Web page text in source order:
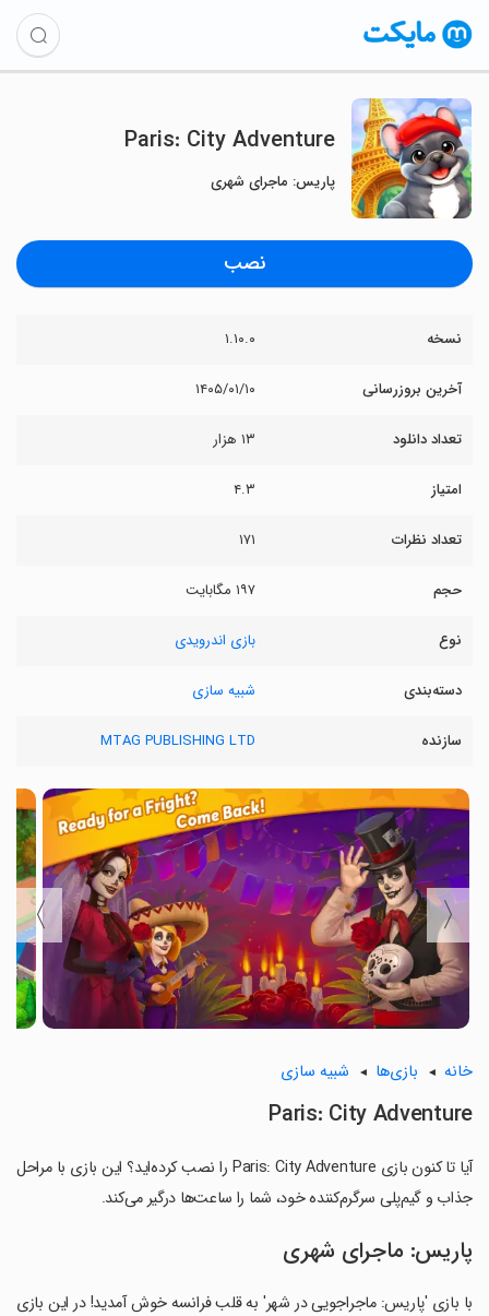
Paris: City Adventure
پاریس: ماجرای شهری
نصب
نسخه ۱.۱۰.۰
آخرین بروزرسانی ۱۴۰۵/۰۱/۱۰
تعداد دانلود ۱۳ هزار
امتیاز ۴.۳
تعداد نظرات ۱۷۱
حجم ۱۹۷ مگابایت
نوع بازی اندرویدی
دسته‌بندی شبیه سازی
سازنده MTAG PUBLISHING LTD
〈
〉
خانه بازی‌ها شبیه سازی
Paris: City Adventure
آیا تا کنون بازی Paris: City Adventure را نصب کرده‌اید؟ این بازی با مراحل
جذاب و گیم‌پلی سرگرم‌کننده خود، شما را ساعت‌ها درگیر می‌کند.
پاریس: ماجرای شهری
با بازی 'پاریس: ماجراجویی در شهر' به قلب فرانسه خوش آمدید! در این بازی